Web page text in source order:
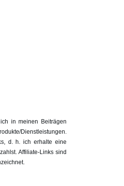
in meinen Beiträgen
Dienstleistungen.
d. h. ich erhalte eine
Affiliate-Links sind